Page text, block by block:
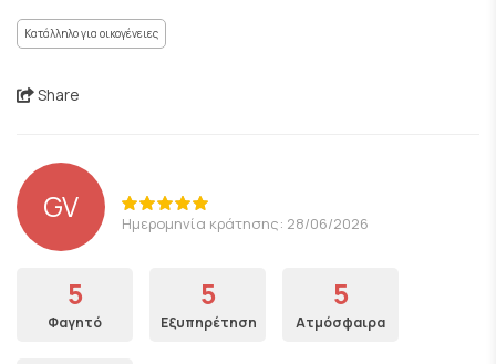
Κατάλληλο για οικογένειες
Share
GV Ημερομηνία κράτησης: 28/06/2026
5
Φαγητό
5
Εξυπηρέτηση
5
Ατμόσφαιρα